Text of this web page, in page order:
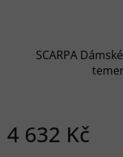
SCARPA
4 632 Kč